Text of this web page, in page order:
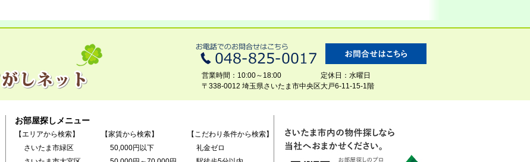
営業時間：10:00～18:00
定休日：水曜日
〒338-0012 埼玉県さいたま市中央区大戸6-11-15-1階
お部屋探しメニュー
【エリアから検索】
さいたま市緑区
【家賃から検索】
50,000円以下
【こだわり条件から検索】
礼金ゼロ